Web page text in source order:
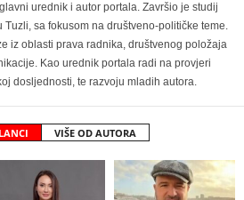
urednik i autor portala. Završio je studij
sa fokusom na društveno-političke teme.
iz oblasti prava radnika, društvenog položaja
Kao urednik portala radi na provjeri
dosljednosti, te razvoju mladih autora.
VIŠE OD AUTORA